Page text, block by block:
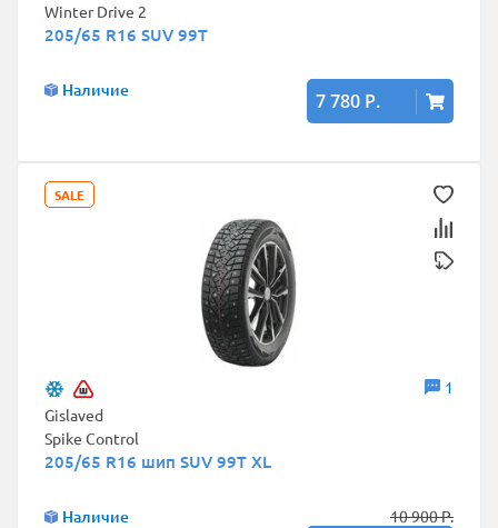
Winter Drive 2
205/65 R16 SUV 99T
Наличие 7 780 Р.
SALE
1
Gislaved
Spike Control
205/65 R16 шип SUV 99T XL
Наличие 10 900 Р.